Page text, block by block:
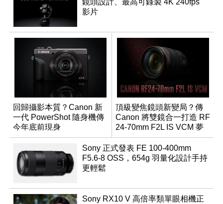
鏡頭設計、最高可錄製 4K 240fps
影片
回歸攝影本質？Canon 新
一代 PowerShot 隨身機傳
今年底前現身
頂級變焦鏡頭新變局？傳
Canon 將雙鏡合一打造 RF
24-70mm F2L IS VCM 夢
幻規格
Sony 正式發表 FE 100-400mm
F5.6-8 OSS，654g 羽量化設計手持
更輕鬆
Sony RX10 V 高倍率類單眼相機正